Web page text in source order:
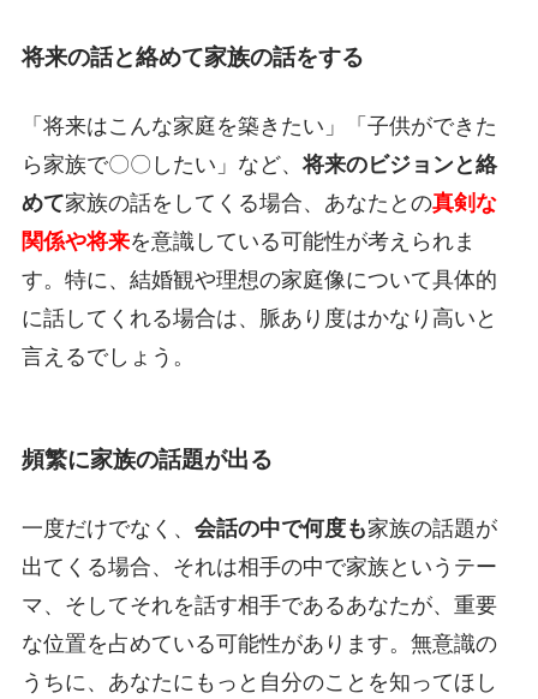
将来の話と絡めて家族の話をする
「将来はこんな家庭を築きたい」「子供ができた
ら家族で〇〇したい」など、 将来のビジョンと絡
めて家族の話をしてくる場合、あなたとの真剣な
関係や将来を意識している可能性が考えられま
す。特に、結婚観や理想の家庭像について具体的
に話してくれる場合は、脈あり度はかなり高いと
言えるでしょう。
頻繁に家族の話題が出る
一度だけでなく、 会話の中で何度も家族の話題が
出てくる場合、それは相手の中で家族というテー
マ、そしてそれを話す相手であるあなたが、重要
な位置を占めている可能性があります。無意識の
うちに、あなたにもっと自分のことを知ってほし